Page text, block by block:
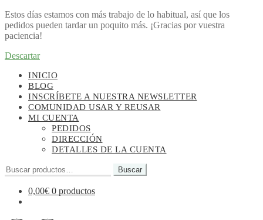
Estos días estamos con más trabajo de lo habitual, así que los
pedidos pueden tardar un poquito más. ¡Gracias por vuestra
paciencia!
Descartar
navegación
contenido
INICIO
BLOG
INSCRÍBETE A NUESTRA NEWSLETTER
COMUNIDAD USAR Y REUSAR
MI CUENTA
PEDIDOS
DIRECCIÓN
DETALLES DE LA CUENTA
Buscar
por:
Buscar
0,00€ 0 productos